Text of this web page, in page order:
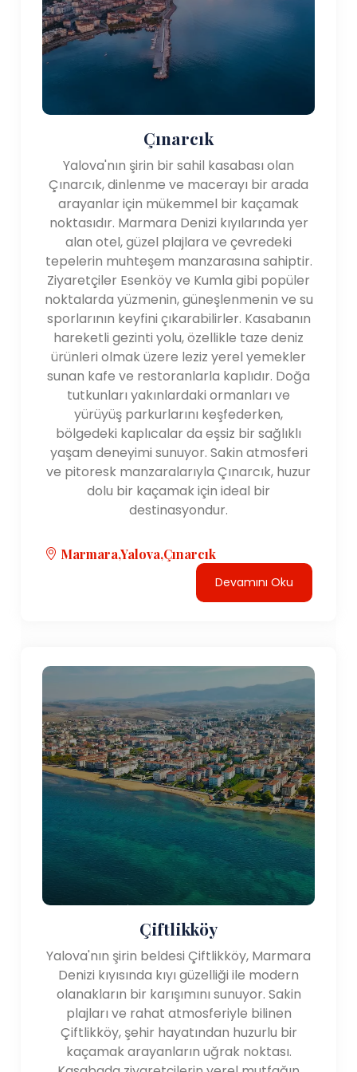
Yerel Mutfak: Yalova'da çok çeşitli lezzetler
sunulmaktadır. Deniz ürünleri Sahile yakınlığı
nedeniyle özellikle popülerdir. Bazı denenecek
tür Türk pizzası) yer alır. "Hamsi Tava"
(kızarmış hamsi) ve "Muhlama" (mısır unu ve
peynir) tabak). Geleneksel Türk çayının ve
"Yalova Çayı"nın tadına bakmayı unutmayın
(Yalova çayı) yerel kafe ve restoranların
tadını çıkarırken.
Konaklama: Yalova çeşitli konaklama
seçenekleri sunmaktadır. oteller, tatil köyleri
ve pansiyonlar dahil. Size uygun seçenekleri
bulabilirsiniz farklı bütçeler ve tercihler.
Yalova'da birçok konaklama olanağı
sunulmaktadır Rahatlatıcı ve yenileyici bir
konaklama için termal spa tesislerine erişim.
Çınarcık
Yalova'nın şirin bir sahil kasabası olan
Çınarcık, dinlenme ve macerayı bir arada
arayanlar için mükemmel bir kaçamak
noktasıdır. Marmara Denizi kıyılarında yer
alan otel, güzel plajlara ve çevredeki
tepelerin muhteşem manzarasına sahiptir.
Ziyaretçiler Esenköy ve Kumla gibi popüler
noktalarda yüzmenin, güneşlenmenin ve su
sporlarının keyfini çıkarabilirler. Kasabanın
hareketli gezinti yolu, özellikle taze deniz
ürünleri olmak üzere leziz yerel yemekler
sunan kafe ve restoranlarla kaplıdır. Doğa
tutkunları yakınlardaki ormanları ve
yürüyüş parkurlarını keşfederken,
bölgedeki kaplıcalar da eşsiz bir sağlıklı
yaşam deneyimi sunuyor. Sakin atmosferi
ve pitoresk manzaralarıyla Çınarcık, huzur
dolu bir kaçamak için ideal bir
destinasyondur.
Marmara,Yalova,Çınarcık
Devamını Oku
Çiftlikköy
Yalova'nın şirin beldesi Çiftlikköy, Marmara
Denizi kıyısında kıyı güzelliği ile modern
olanakların bir karışımını sunuyor. Sakin
plajları ve rahat atmosferiyle bilinen
Çiftlikköy, şehir hayatından huzurlu bir
kaçamak arayanların uğrak noktası.